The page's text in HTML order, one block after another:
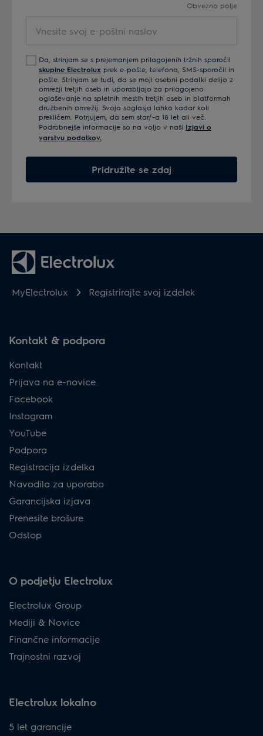
Obvezno polje
Da, strinjam se s prejemanjem prilagojenih tržnih sporočil
skupine Electrolux prek e-pošte, telefona, SMS-sporočil in
pošte. Strinjam se tudi, da se moji osebni podatki delijo z
omrežji tretjih oseb in uporabljajo za prilagojeno
oglaševanje na spletnih mestih tretjih oseb in platformah
družbenih omrežij. Svoja soglasja lahko kadar koli
prekličem. Potrjujem, da sem star/-a 18 let ali več.
Podrobnejše informacije so na voljo v naši Izjavi o
varstvu podatkov.
Pridružite se zdaj
MyElectrolux Registrirajte svoj izdelek
Kontakt & podpora
Kontakt
Prijava na e-novice
Facebook
Instagram
YouTube
Podpora
Registracija izdelka
Navodila za uporabo
Garancijska izjava
Prenesite brošure
Odstop
O podjetju Electrolux
Electrolux Group
Mediji & Novice
Finančne informacije
Trajnostni razvoj
Electrolux lokalno
5 let garancije